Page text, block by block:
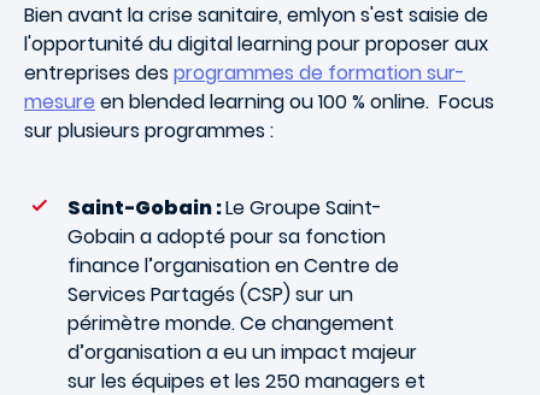
Bien avant la crise sanitaire, emlyon s'est saisie de
l'opportunité du digital learning pour proposer aux
entreprises desprogrammes de formation sur-
mesure en blended learning ou 100 % online. Focus
sur plusieurs programmes :
Saint-Gobain :Le Groupe Saint-
Gobain a adopté pour sa fonction
finance l’organisation en Centre de
Services Partagés (CSP) sur un
périmètre monde. Ce changement
d’organisation a eu un impact majeur
sur les équipes et les 250 managers et